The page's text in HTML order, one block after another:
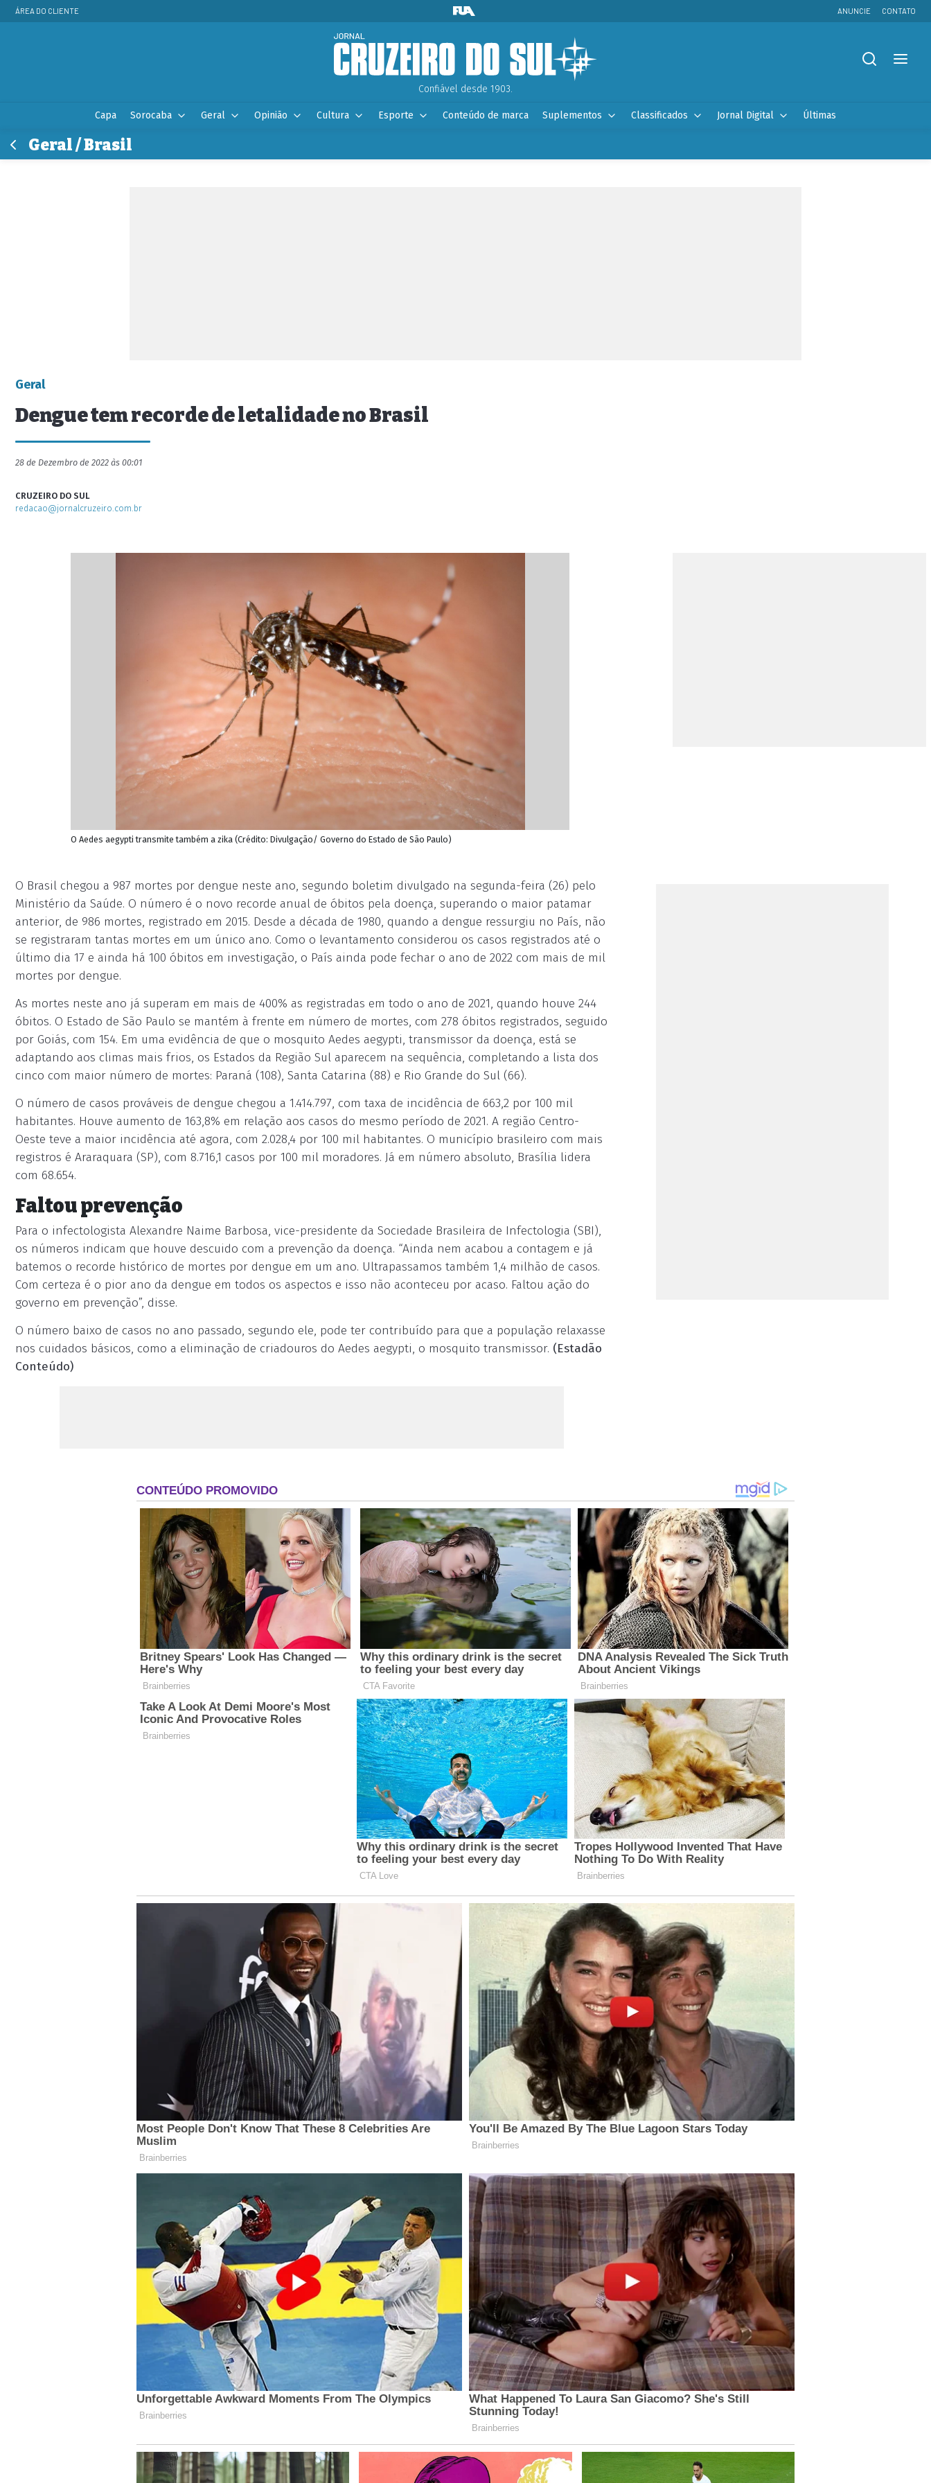
ÁREA DO CLIENTE ANUNCIE CONTATO
Confiável desde 1903.
Capa Sorocaba Geral Opinião Cultura Esporte Conteúdo de marca Suplementos Classificados Jornal Digital Últimas
Geral / Brasil
Geral
Dengue tem recorde de letalidade no Brasil
28 de Dezembro de 2022 às 00:01
CRUZEIRO DO SUL
redacao@jornalcruzeiro.com.br
O Aedes aegypti transmite também a zika (Crédito: Divulgação/ Governo do Estado de São Paulo)
O Brasil chegou a 987 mortes por dengue neste ano, segundo boletim divulgado na segunda-feira (26) pelo
Ministério da Saúde. O número é o novo recorde anual de óbitos pela doença, superando o maior patamar
anterior, de 986 mortes, registrado em 2015. Desde a década de 1980, quando a dengue ressurgiu no País, não
se registraram tantas mortes em um único ano. Como o levantamento considerou os casos registrados até o
último dia 17 e ainda há 100 óbitos em investigação, o País ainda pode fechar o ano de 2022 com mais de mil
mortes por dengue.
As mortes neste ano já superam em mais de 400% as registradas em todo o ano de 2021, quando houve 244
óbitos. O Estado de São Paulo se mantém à frente em número de mortes, com 278 óbitos registrados, seguido
por Goiás, com 154. Em uma evidência de que o mosquito Aedes aegypti, transmissor da doença, está se
adaptando aos climas mais frios, os Estados da Região Sul aparecem na sequência, completando a lista dos
cinco com maior número de mortes: Paraná (108), Santa Catarina (88) e Rio Grande do Sul (66).
O número de casos prováveis de dengue chegou a 1.414.797, com taxa de incidência de 663,2 por 100 mil
habitantes. Houve aumento de 163,8% em relação aos casos do mesmo período de 2021. A região Centro-
Oeste teve a maior incidência até agora, com 2.028,4 por 100 mil habitantes. O município brasileiro com mais
registros é Araraquara (SP), com 8.716,1 casos por 100 mil moradores. Já em número absoluto, Brasília lidera
com 68.654.
Faltou prevenção
Para o infectologista Alexandre Naime Barbosa, vice-presidente da Sociedade Brasileira de Infectologia (SBI),
os números indicam que houve descuido com a prevenção da doença. “Ainda nem acabou a contagem e já
batemos o recorde histórico de mortes por dengue em um ano. Ultrapassamos também 1,4 milhão de casos.
Com certeza é o pior ano da dengue em todos os aspectos e isso não aconteceu por acaso. Faltou ação do
governo em prevenção”, disse.
O número baixo de casos no ano passado, segundo ele, pode ter contribuído para que a população relaxasse
nos cuidados básicos, como a eliminação de criadouros do Aedes aegypti, o mosquito transmissor. (Estadão
Conteúdo)